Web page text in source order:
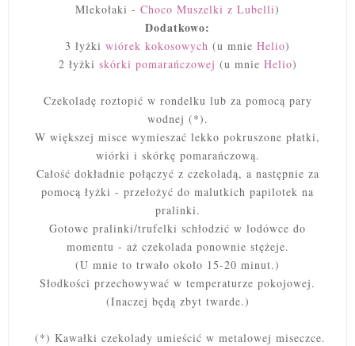
Mlekołaki - Choco Muszelki z Lubelli)
Dodatkowo:
3 łyżki wiórek kokosowych (u mnie Helio)
2 łyżki skórki pomarańczowej (u mnie Helio)
Czekoladę roztopić w rondelku lub za pomocą pary
wodnej (*).
W większej misce wymieszać lekko pokruszone płatki,
wiórki i skórkę pomarańczową.
Całość dokładnie połączyć z czekoladą, a następnie za
pomocą łyżki - przełożyć do malutkich papilotek na
pralinki.
Gotowe pralinki/trufelki schłodzić w lodówce do
momentu - aż czekolada ponownie stężeje.
(U mnie to trwało około 15-20 minut.)
Słodkości przechowywać w temperaturze pokojowej.
(Inaczej będą zbyt twarde.)
(*) Kawałki czekolady umieścić w metalowej miseczce.